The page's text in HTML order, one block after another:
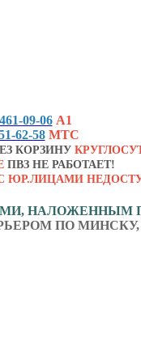
09-06 А1
62-58 МТС
КОРЗИНУ
ПВЗ НЕ РАБОТАЕТ!
ЮР.ЛИЦАМИ
НАЛОЖЕННЫМ
ПО